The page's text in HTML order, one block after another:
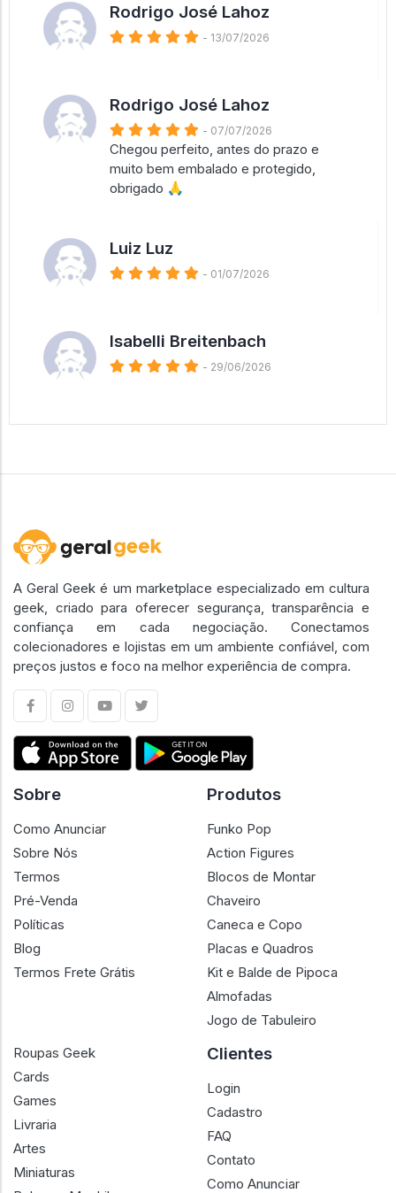
Rodrigo José Lahoz
- 13/07/2026
Rodrigo José Lahoz
- 07/07/2026
Chegou perfeito, antes do prazo e
muito bem embalado e protegido,
obrigado 🙏
Luiz Luz
- 01/07/2026
Isabelli Breitenbach
- 29/06/2026
A Geral Geek é um marketplace especializado em cultura
geek, criado para oferecer segurança, transparência e
confiança em cada negociação. Conectamos
colecionadores e lojistas em um ambiente confiável, com
preços justos e foco na melhor experiência de compra.
Sobre
Como Anunciar
Sobre Nós
Termos
Pré-Venda
Políticas
Blog
Termos Frete Grátis
Produtos
Funko Pop
Action Figures
Blocos de Montar
Chaveiro
Caneca e Copo
Placas e Quadros
Kit e Balde de Pipoca
Almofadas
Jogo de Tabuleiro
Roupas Geek
Cards
Games
Livraria
Artes
Miniaturas
Clientes
Login
Cadastro
FAQ
Contato
Como Anunciar